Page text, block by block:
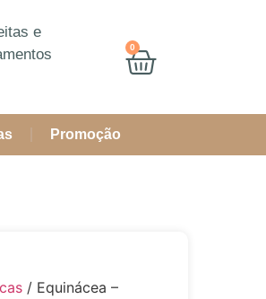
e
0
Promoção
/ Equinácea –